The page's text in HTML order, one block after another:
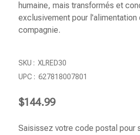
humaine, mais transformés et
exclusivement pour l'alimentation
compagnie.
SKU : XLRED30
UPC : 627818007801
$144.99
Saisissez votre code postal pour